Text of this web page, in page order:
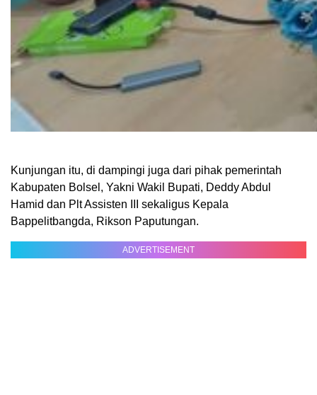
Kunjungan itu, di dampingi juga dari pihak pemerintah
Kabupaten Bolsel, Yakni Wakil Bupati, Deddy Abdul
Hamid dan Plt Assisten III sekaligus Kepala
Bappelitbangda, Rikson Paputungan.
ADVERTISEMENT